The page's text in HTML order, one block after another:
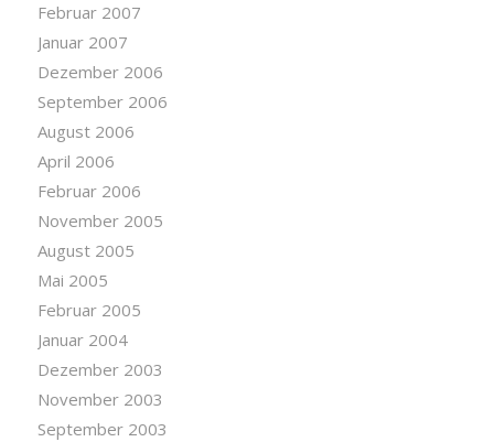
Februar 2007
Januar 2007
Dezember 2006
September 2006
August 2006
April 2006
Februar 2006
November 2005
August 2005
Mai 2005
Februar 2005
Januar 2004
Dezember 2003
November 2003
September 2003